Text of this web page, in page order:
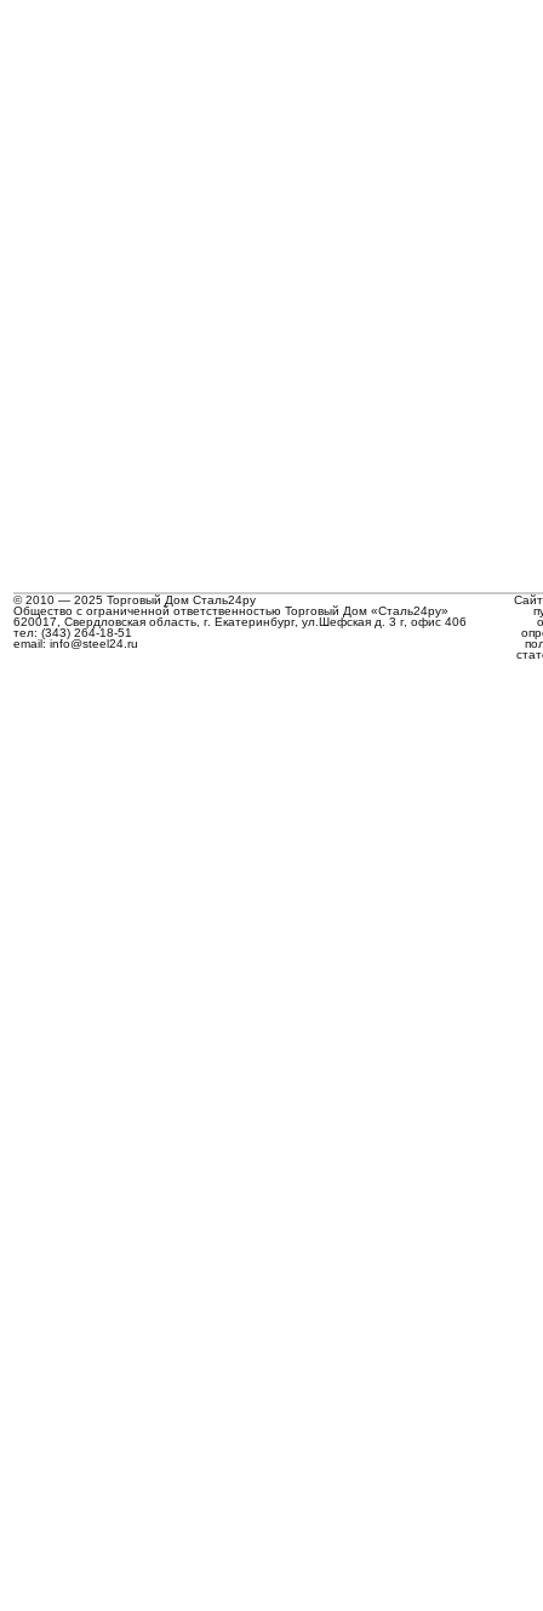
© 2010 — 2025 Торговый Дом Сталь24ру
Общество с ограниченной ответственностью Торговый Дом «Сталь24ру»
620017, Свердловская область, г. Екатеринбург, ул.Шефская д. 3 г, офис 406
тел: (343) 264-18-51
email: info@steel24.ru